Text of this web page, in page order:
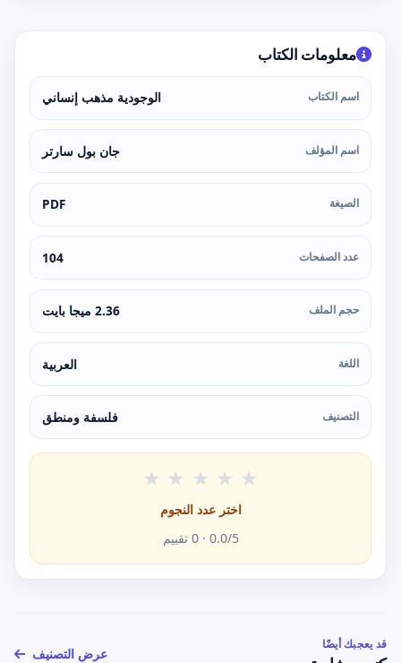
معلومات الكتاب
اسم الكتاب الوجودية مذهب إنساني
اسم المؤلف جان بول سارتر
الصيغة PDF
عدد الصفحات 104
حجم الملف 2.36 ميجا بايت
اللغة العربية
التصنيف فلسفة ومنطق
★ ★ ★ ★ ★
اختر عدد النجوم
0.0/5 ·
0 تقييم
قد يعجبك أيضًا
عرض التصنيف